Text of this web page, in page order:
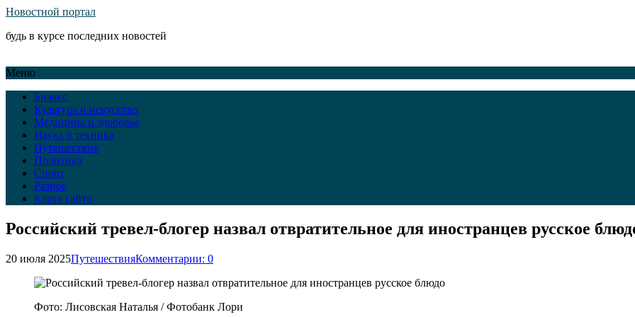
Новостной портал
будь в курсе последних новостей
Меню
Бизнес
Культура и искусство
Медицина и здоровье
Наука и техника
Путешествия
Политика
Спорт
Разное
Карта сайта
Российский тревел-блогер назвал отвратительное для иностранцев русское
20 июля 2025ПутешествияКомментарии: 0
Фото: Лисовская Наталья / Фотобанк Лори